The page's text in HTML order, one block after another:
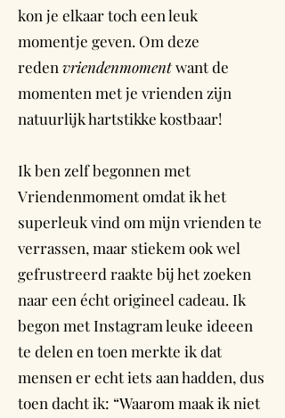
kon je elkaar toch een leuk
momentje geven. Om deze
reden vriendenmomentwant de
momenten met je vrienden zijn
natuurlijk hartstikke kostbaar!
Ik ben zelf begonnen met
Vriendenmoment omdat ik het
superleuk vind om mijn vrienden te
verrassen, maar stiekem ook wel
gefrustreerd raakte bij het zoeken
naar een écht origineel cadeau. Ik
begon met Instagram leuke ideeen
te delen en toen merkte ik dat
mensen er echt iets aan hadden, dus
toen dacht ik: “Waarom maak ik niet